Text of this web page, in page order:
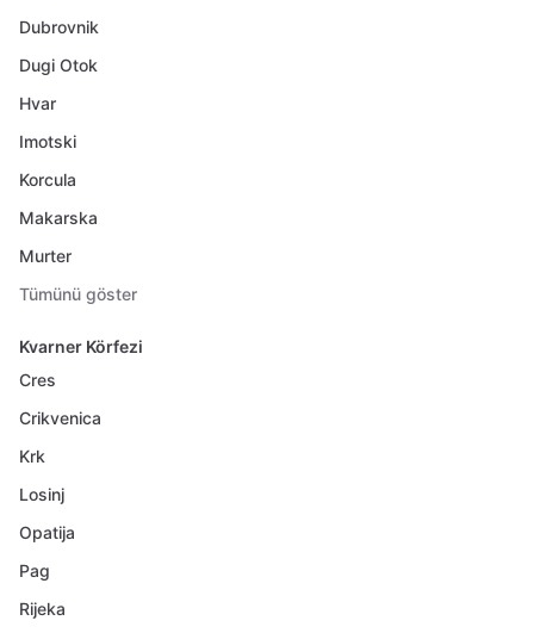
Dubrovnik
Dugi Otok
Hvar
Imotski
Korcula
Makarska
Murter
Tümünü göster
Kvarner Körfezi
Cres
Crikvenica
Krk
Losinj
Opatija
Pag
Rijeka